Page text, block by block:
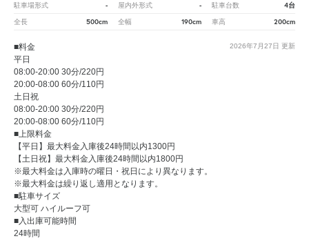
駐車場形式 - 屋内外形式 - 駐車台数 4台
全長 500cm 全幅 190cm 車高 200cm
2026年7月27日 更新
■料金
平日
08:00-20:00 30分/220円
20:00-08:00 60分/110円
土日祝
08:00-20:00 30分/220円
20:00-08:00 60分/110円
■上限料金
【平日】最大料金入庫後24時間以内1300円
【土日祝】最大料金入庫後24時間以内1800円
※最大料金は入庫時の曜日・祝日により異なります。
※最大料金は繰り返し適用となります。
■駐車サイズ
大型可 ハイルーフ可
■入出庫可能時間
24時間